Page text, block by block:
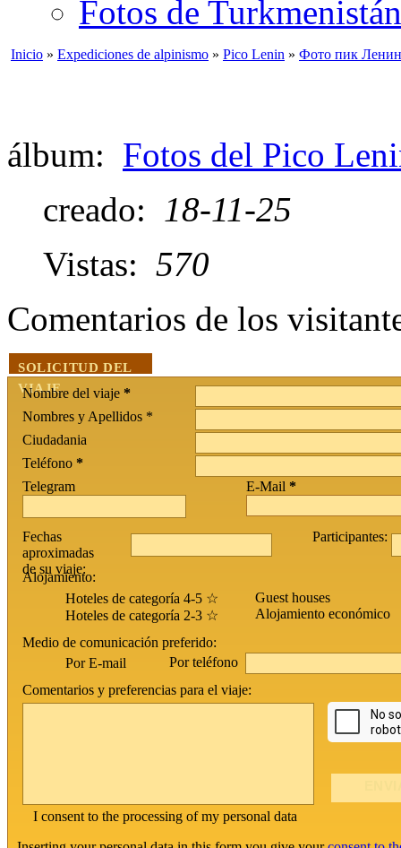
Fotos de Turkmenistán
Inicio » Expediciones de alpinismo » Pico Lenin » Фото пик
álbum: Fotos del Pico
creado: 18-11-25
Vistas: 570
Comentarios de los
SOLICITUD DEL
VIAJE
Nombre del viaje *
Nombres y Apellidos *
Ciudadania
Teléfono *
Telegram
E-Mail *
Fechas
aproximadas
de su viaje:
Participantes:
Alojamiento:
Hoteles de categoría 4-5 ☆
Hoteles de categoría 2-3 ☆
Guest houses
Alojamiento económico
Medio de comunicación preferido:
Por E-mail
Por teléfono
Comentarios y preferencias para el viaje:
I consent to the processing of my personal data